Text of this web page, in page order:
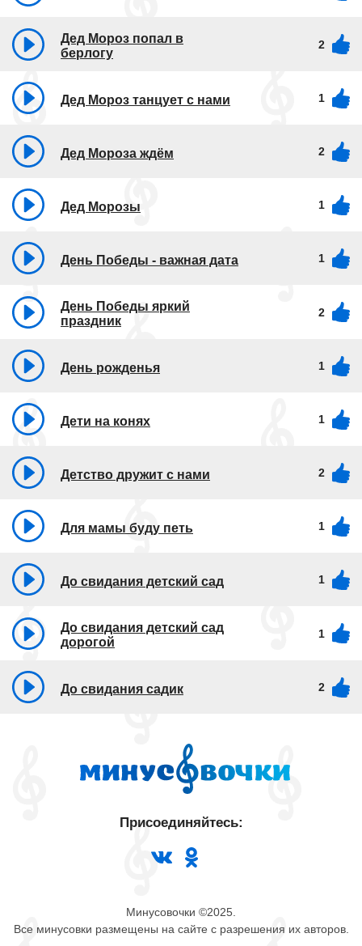
Дед Мороз попал в
берлогу
2
Дед Мороз танцует с нами 1
Дед Мороза ждём 2
Дед Морозы 1
День Победы - важная дата 1
День Победы яркий
праздник
2
День рожденья 1
Дети на конях 1
Детство дружит с нами 2
Для мамы буду петь 1
До свидания детский сад 1
До свидания детский сад
дорогой
1
До свидания садик 2
Минусовочки ©2025.
Все минусовки размещены на сайте с разрешения их авторов.
Присоединяйтесь: